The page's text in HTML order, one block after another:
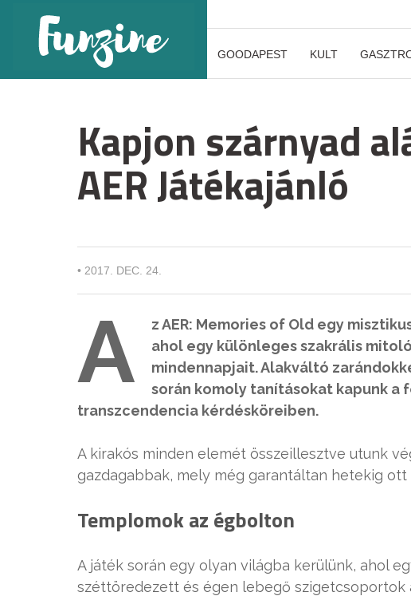
GOODAPEST KULT
Kapjon szárnyad
AER Játékajánló
• 2017. DEC. 24.
A
z AER: Memories of Old egy
ahol egy különleges szakrális
mindennapjait. Alakváltó
során komoly tanításokat kapunk a
transzcendencia kérdésköreiben.
A kirakós minden elemét összeillesztve utunk
gazdagabbak, mely még garantáltan hetekig ott
Templomok az égbolton
A játék során egy olyan világba kerülünk, ahol
széttöredezett és égen lebegő szigetcsoportok